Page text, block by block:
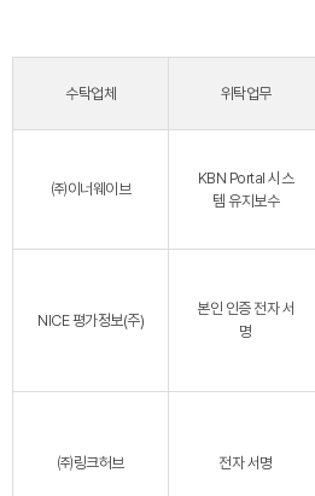
수탁업체 위탁업무
㈜이너웨이브
KBN Portal 시스
템 유지보수
NICE 평가정보(주)
본인 인증 전자 서
명
㈜링크허브 전자 서명